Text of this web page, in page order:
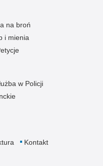
na broń
i mienia
w Policji
Kontakt